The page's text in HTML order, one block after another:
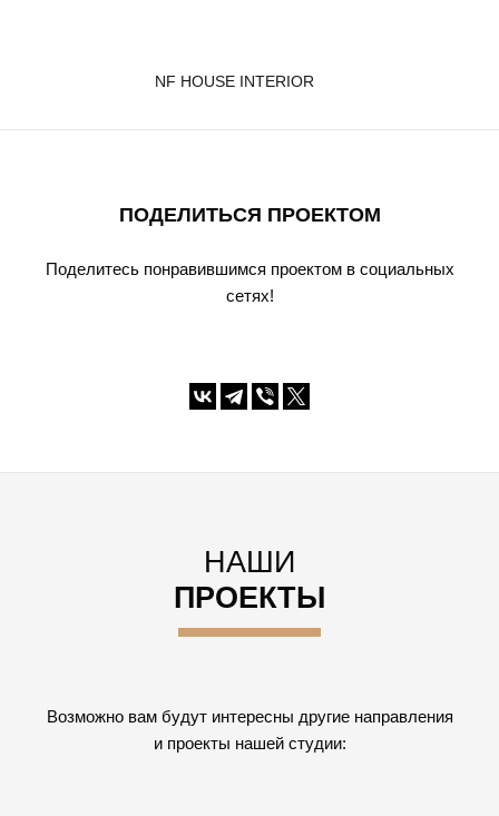
NF HOUSE INTERIOR
ПОДЕЛИТЬСЯ ПРОЕКТОМ
Поделитесь понравившимся проектом в социальных
сетях!
НАШИ
ПРОЕКТЫ
Возможно вам будут интересны другие направления
и проекты нашей студии: